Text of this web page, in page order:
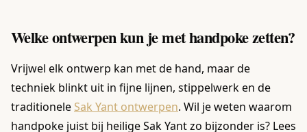
Welke ontwerpen kun je met handpoke zetten?
Vrijwel elk ontwerp kan met de hand, maar de
techniek blinkt uit in fijne lijnen, stippelwerk en de
traditionele Sak Yant ontwerpen. Wil je weten waarom
handpoke juist bij heilige Sak Yant zo bijzonder is? Lees